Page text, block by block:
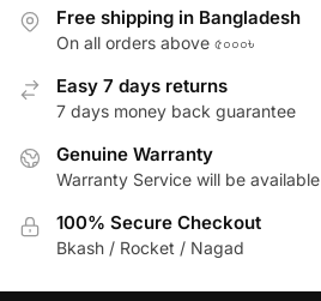
Free shipping in Bangladesh
On all orders above ৫০০০৳
Easy 7 days returns
7 days money back guarantee
Genuine Warranty
Warranty Service will be available
100% Secure Checkout
Bkash / Rocket / Nagad